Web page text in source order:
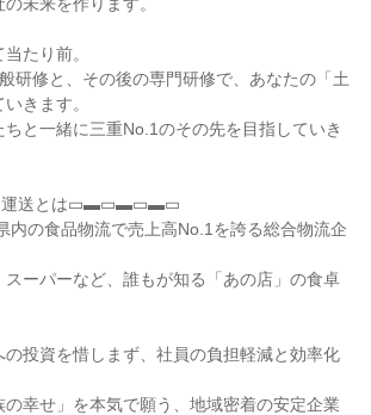
たり前。
研修と、その後の専門研修で、あなたの「土
きます。
と一緒に三重No.1のその先を目指していき
送とは▭▬▭▬▭▬▭
内の食品物流で売上高No.1を誇る総合物流企
ーパーなど、誰もが知る「あの店」の食卓
投資を惜しまず、社員の負担軽減と効率化
の幸せ」を本気で願う、地域密着の安定企業